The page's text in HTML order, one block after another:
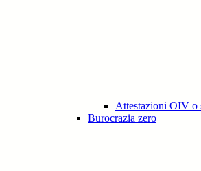
Attestazioni OIV o
Burocrazia zero